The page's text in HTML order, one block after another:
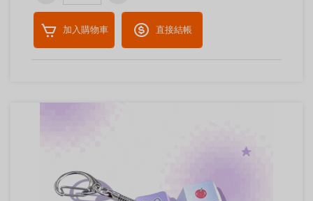
加入購物車 直接結帳